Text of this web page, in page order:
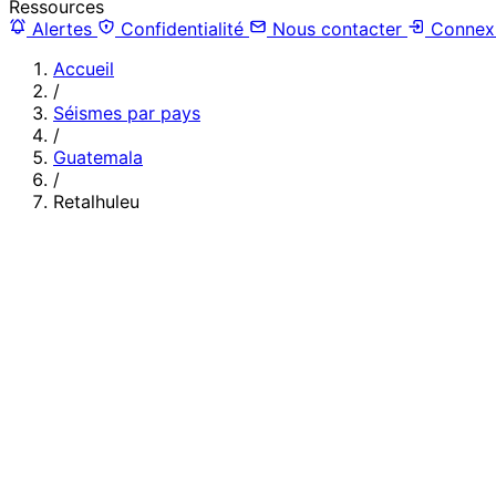
Ressources
Alertes
Confidentialité Nous contacter
Accueil
/
Séismes par pays
/
Guatemala
/
Retalhuleu